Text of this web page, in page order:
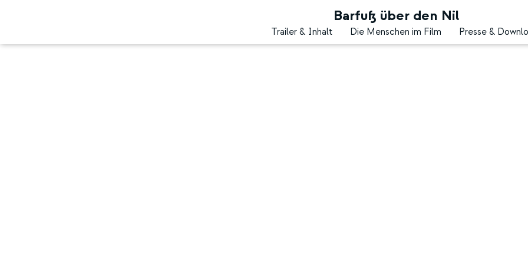
Barfuß über den Nil
Trailer & Inhalt Die Menschen im Film Presse &